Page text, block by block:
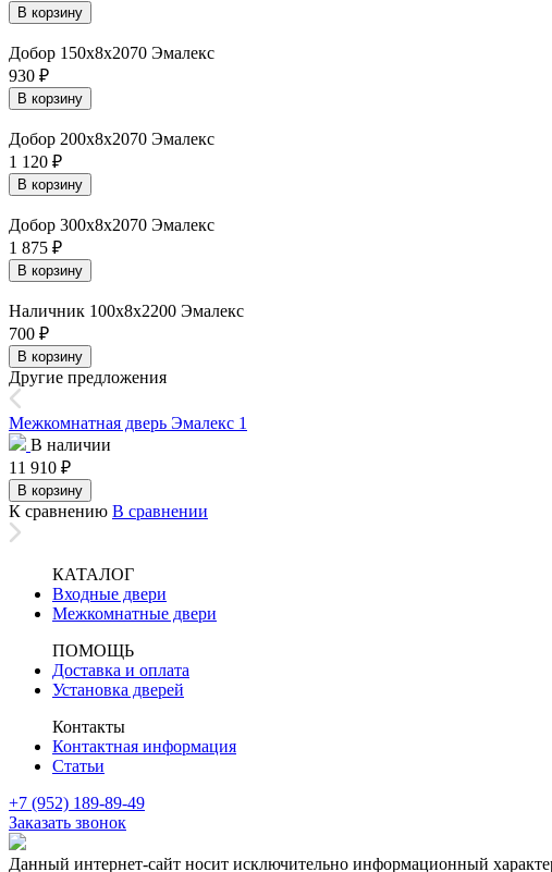
В корзину
Добор 150х8х2070 Эмалекс
930 ₽
В корзину
Добор 200х8х2070 Эмалекс
1 120 ₽
В корзину
Добор 300х8х2070 Эмалекс
1 875 ₽
В корзину
Наличник 100х8х2200 Эмалекс
700 ₽
В корзину
Другие предложения
Межкомнатная дверь Эмалекс 1
В наличии
11 910 ₽
В корзину
К сравнению В сравнении
КАТАЛОГ
Входные двери
Межкомнатные двери
ПОМОЩЬ
Доставка и оплата
Установка дверей
Контакты
Контактная информация
Статьи
+7 (952) 189-89-49
Заказать звонок
Данный интернет-сайт носит исключительно информационный